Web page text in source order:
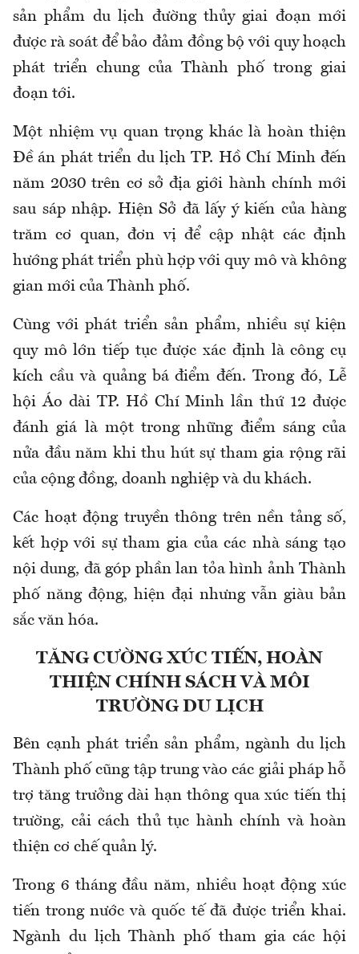
sản phẩm du lịch đường thủy giai đoạn mới
được rà soát để bảo đảm đồng bộ với quy hoạch
phát triển chung của Thành phố trong giai
đoạn tới.
Một nhiệm vụ quan trọng khác là hoàn thiện
Đề án phát triển du lịch TP. Hồ Chí Minh đến
năm 2030 trên cơ sở địa giới hành chính mới
sau sáp nhập. Hiện Sở đã lấy ý kiến của hàng
trăm cơ quan, đơn vị để cậpnhật các định
hướng phát triển phù hợp với quy mô và không
gian mới của Thành phố.
Cùng với phát triển sản phẩm, nhiều sự kiện
quy mô lớn tiếp tục được xác định là công cụ
kích cầu và quảng bá điểm đến. Trong đó, Lễ
hội Áo dài TP. Hồ Chí Minh lần thứ 12 được
đánh giá là một trong những điểm sáng của
nửa đầu năm khi thu hút sự tham gia rộng rãi
của cộng đồng, doanh nghiệp và du khách.
Các hoạt động truyền thông trên nền tảng số,
kết hợp với sự tham gia của các nhà sáng tạo
nội dung, đã góp phần lan tỏa hình ảnh Thành
phố năng động, hiện đại nhưng vẫn giàu bản
sắc văn hóa.
TĂNG CƯỜNG XÚC TIẾN, HOÀN
THIỆN CHÍNH SÁCH VÀ MÔI
TRƯỜNG DU LỊCH
Bên cạnh phát triển sản phẩm, ngành du lịch
Thành phốcũngtập trung vào các giải pháp hỗ
trợ tăng trưởng dài hạn thông qua xúc tiến thị
trường, cải cách thủ tục hành chính và hoàn
thiện cơ chế quản lý.
Trong 6 tháng đầu năm, nhiều hoạt động xúc
tiến trong nước và quốc tế đã được triển khai.
Ngành du lịch Thành phố tham gia các hội